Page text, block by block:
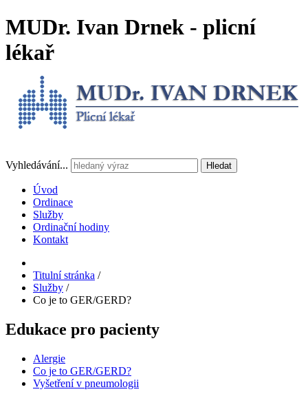
MUDr. Ivan Drnek - plicní
lékař
Vyhledávání... Hledat
Úvod
Ordinace
Služby
Ordinační hodiny
Kontakt
Titulní stránka /
Služby /
Co je to GER/GERD?
Edukace pro pacienty
Alergie
Co je to GER/GERD?
Vyšetření v pneumologii